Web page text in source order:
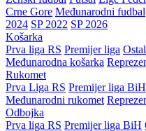
Crne Gore Međunarodni fudbal
2024 SP 2022 SP 2026
Košarka
Prva liga RS Premijer liga
Međunarodna košarka
Rukomet
Prva Liga RS Premijer liga BiH
Međunarodni rukomet
Odbojka
Prva liga RS Premijer liga BiH